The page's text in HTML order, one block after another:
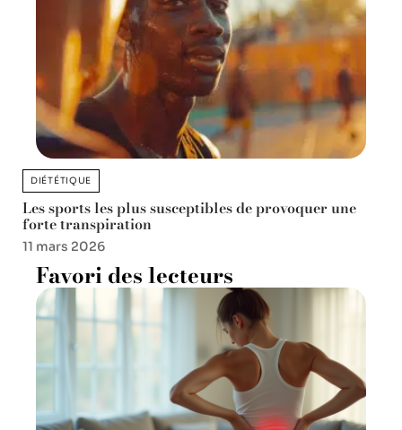
DIÉTÉTIQUE
Les sports les plus susceptibles de provoquer une
forte transpiration
11 mars 2026
Favori des lecteurs